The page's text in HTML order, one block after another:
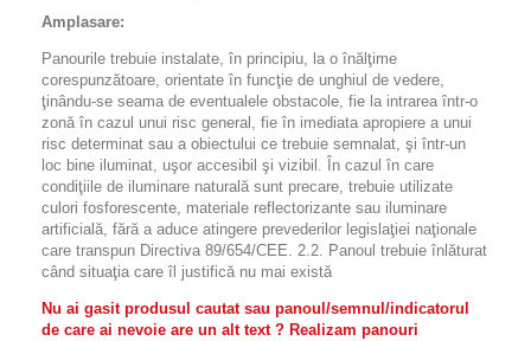
Amplasare:
Panourile trebuie instalate, în principiu, la o înălţime
corespunzătoare, orientate în funcţie de unghiul de vedere,
ţinându-se seama de eventualele obstacole, fie la intrarea într-o
zonă în cazul unui risc general, fie în imediata apropiere a unui
risc determinat sau a obiectului ce trebuie semnalat, şi într-un
loc bine iluminat, uşor accesibil şi vizibil. În cazul în care
condiţiile de iluminare naturală sunt precare, trebuie utilizate
culori fosforescente, materiale reflectorizante sau iluminare
artificială, fără a aduce atingere prevederilor legislaţiei naţionale
care transpun Directiva 89/654/CEE. 2.2. Panoul trebuie înlăturat
când situaţia care îl justifică nu mai există
Nu ai gasit produsul cautat sau panoul/semnul/indicatorul
de care ai nevoie are un alt text ? Realizam panouri